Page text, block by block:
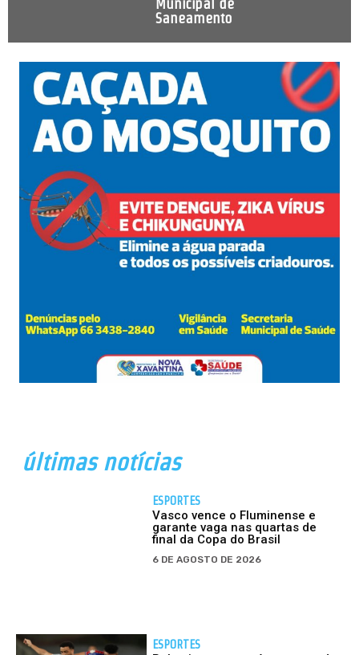
Municipal de
Saneamento
últimas notícias
ESPORTES
Vasco vence o Fluminense e
garante vaga nas quartas de
final da Copa do Brasil
6 DE AGOSTO DE 2026
ESPORTES